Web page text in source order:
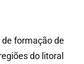
formação de
do litoral